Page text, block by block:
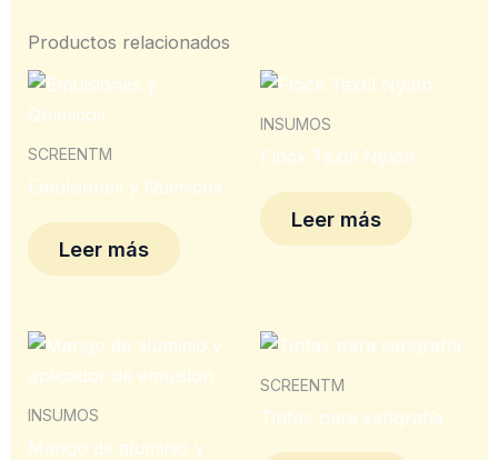
Productos relacionados
SCREENTM
Emulsiones y Químicos
Leer más
INSUMOS
Flock Textil Nylón
Leer más
INSUMOS
Mango de aluminio y
SCREENTM
Tintas para serigrafía